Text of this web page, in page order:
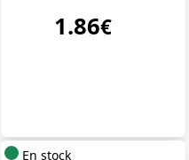
1.86€
En stock